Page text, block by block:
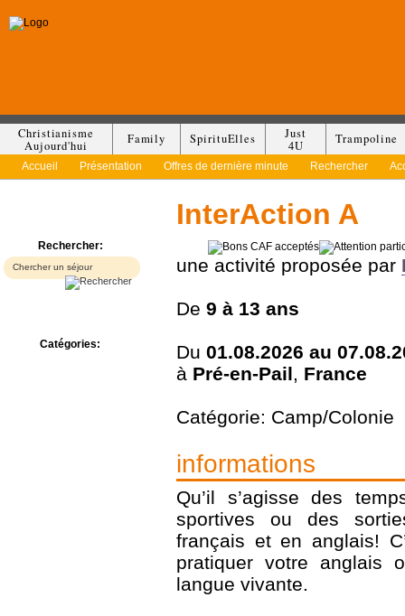
Christianisme
Aujourd'hui
Family SpirituElles
Just
4U
Trampoline
Accueil Présentation Offres de dernière minute Rechercher
Rechercher:
Catégories:
InterAction A
une activité proposée par
De 9 à 13 ans
Du 01.08.2026 au
à Pré-en-Pail, France
Catégorie: Camp/Colonie
informations
Qu’il s’agisse des
sportives ou des
français et en anglais!
pratiquer votre anglais
langue vivante.